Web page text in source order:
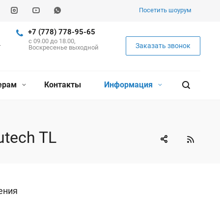
Посетить шоурум
+7 (778) 778-95-65
c 09.00 до 18.00,
Воскресенье выходной
Заказать звонок
Контакты Информация
TL